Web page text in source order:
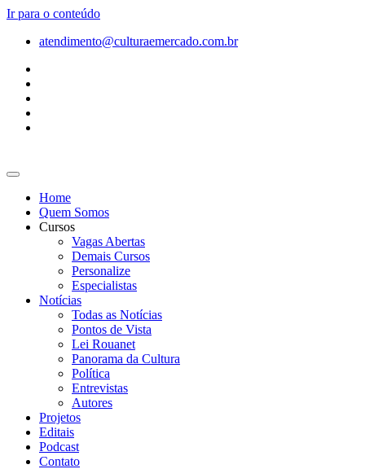
Ir para o conteúdo
atendimento@culturaemercado.com.br
Home
Quem Somos
Cursos
Vagas Abertas
Demais Cursos
Personalize
Especialistas
Notícias
Todas as Notícias
Pontos de Vista
Lei Rouanet
Panorama da Cultura
Política
Entrevistas
Autores
Projetos
Editais
Podcast
Contato